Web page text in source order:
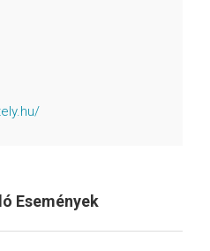
Események